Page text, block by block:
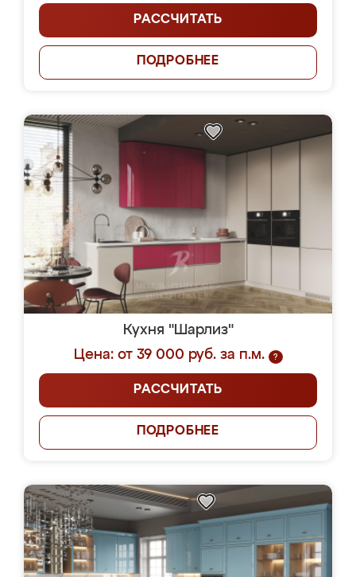
РАССЧИТАТЬ
ПОДРОБНЕЕ
Кухня "Шарлиз"
Цена: от 39 000 руб. за п.м.
?
РАССЧИТАТЬ
ПОДРОБНЕЕ